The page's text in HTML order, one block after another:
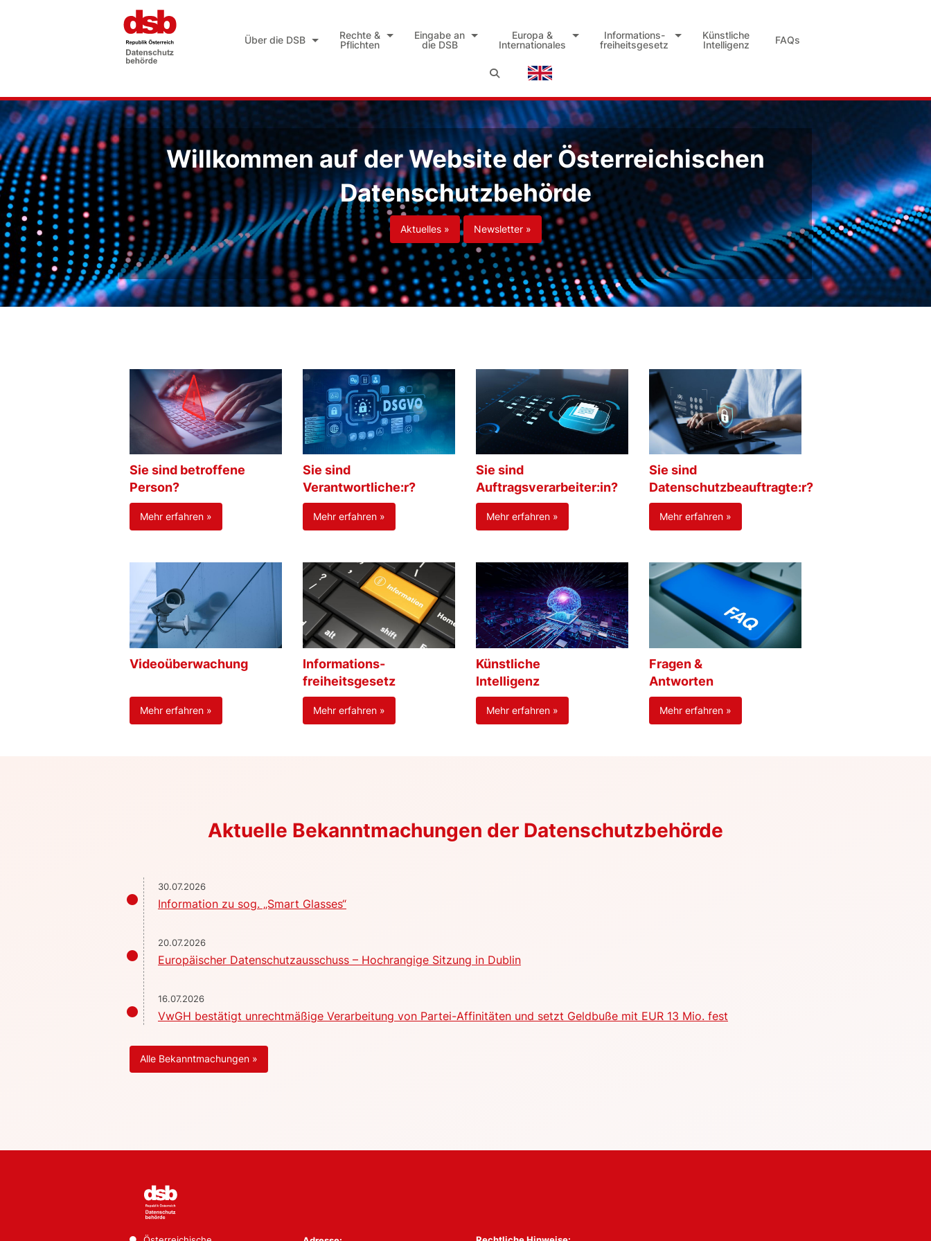
Über die DSB
Rechte &
Pflichten
Eingabe an
die DSB
Europa &
Internationales
Informations-
freiheitsgesetz
Künstliche
Intelligenz
FAQs
Willkommen auf der Website der Österreichischen
Datenschutzbehörde
Aktuelles » Newsletter »
Sie sind betroffene
Person?
Mehr erfahren »
Sie sind
Verantwortliche:r?
Mehr erfahren »
Sie sind
Auftragsverarbeiter:in?
Mehr erfahren »
Sie sind
Datenschutzbeauftragte:r?
Mehr erfahren »
Videoüberwachung
Mehr erfahren »
Informations-
freiheitsgesetz
Mehr erfahren »
Künstliche
Intelligenz
Mehr erfahren »
Fragen &
Antworten
Mehr erfahren »
Aktuelle Bekanntmachungen der Datenschutzbehörde
30.07.2026
Information zu sog. „Smart Glasses“
20.07.2026
Europäischer Datenschutzausschuss – Hochrangige Sitzung in Dublin
16.07.2026
VwGH bestätigt unrechtmäßige Verarbeitung von Partei-Affinitäten und setzt Geldbuße mit EUR 13 Mio. fest
Alle Bekanntmachungen »